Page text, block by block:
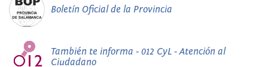
Boletín Oficial de la Provincia
También te informa - 012 CyL - Atención al
Ciudadano